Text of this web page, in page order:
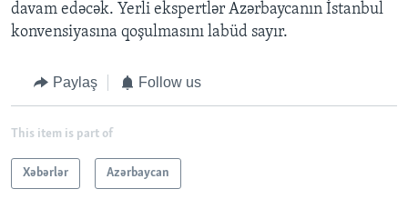
davam edəcək. Yerli ekspertlər Azərbaycanın İstanbul
konvensiyasına qoşulmasını labüd sayır.
Paylaş Follow us
This item is part of
Xəbərlər Azərbaycan